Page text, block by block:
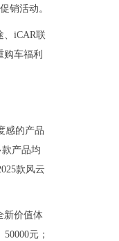
销活动。
、iCAR联
车福利
感的产品
产品均
款风云
新价值体
元；